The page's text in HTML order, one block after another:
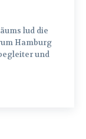
Hamburg
und